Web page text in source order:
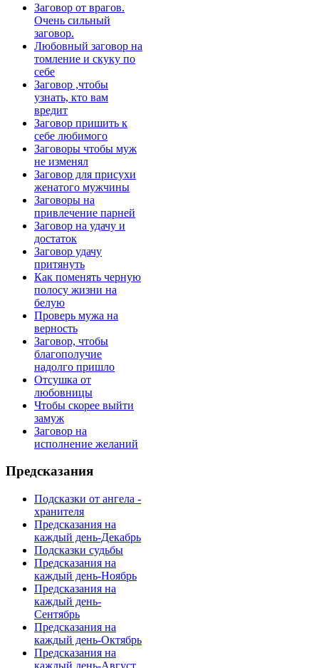
Заговор от врагов.
Очень сильный
заговор.
Любовный заговор на
томление и скуку по
себе
Заговор ,чтобы
узнать, кто вам
вредит
Заговор пришить к
себе любимого
Заговоры чтобы муж
не изменял
Заговор для присухи
женатого мужчины
Заговоры на
привлечение парней
Заговор на удачу и
достаток
Заговор удачу
притянуть
Как поменять черную
полосу жизни на
белую
Проверь мужа на
верность
Заговор, чтобы
благополучие
надолго пришло
Отсушка от
любовницы
Чтобы скорее выйти
замуж
Заговор на
исполнение желаний
Предсказания
Подсказки от ангела -
хранителя
Предсказания на
каждый день-Декабрь
Подсказки судьбы
Предсказания на
каждый день-Ноябрь
Предсказания на
каждый день-
Сентябрь
Предсказания на
каждый день-Октябрь
Предсказания на